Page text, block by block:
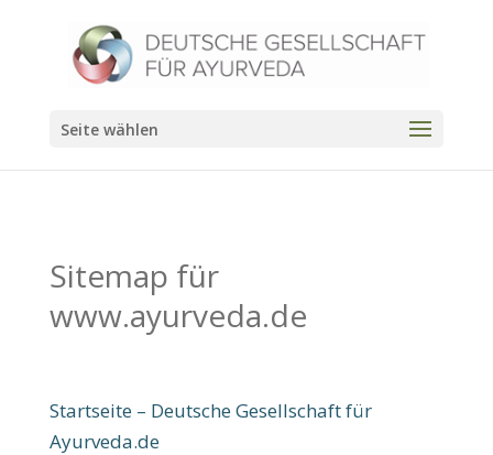
Seite wählen
Sitemap für
www.ayurveda.de
Startseite – Deutsche Gesellschaft für
Ayurveda.de